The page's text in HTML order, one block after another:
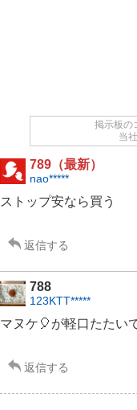
掲示板の
当
789（最新）
nao*****
ストップ安なら買う
返信する
788
123KTT*****
マヌケ🎈が軽口たたい
返信する